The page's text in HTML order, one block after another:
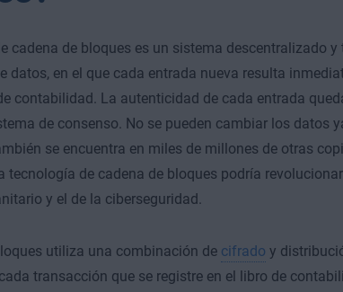
cadena de bloques es un sistema descentralizado y
datos, en el que cada entrada nueva resulta
contabilidad. La autenticidad de cada entrada
de consenso. No se pueden cambiar los datos
se encuentra en miles de millones de otras
tecnología de cadena de bloques podría
y el de la ciberseguridad.
utiliza una combinación de cifrado y
transacción que se registre en el libro de